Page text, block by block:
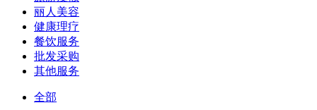
丽人美容
健康理疗
餐饮服务
批发采购
其他服务
全部